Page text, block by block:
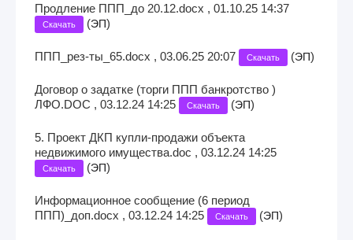
Продление ППП_до 20.12.docx , 01.10.25 14:37
Скачать (ЭП)
ППП_рез-ты_65.docx , 03.06.25 20:07 Скачать (ЭП)
Договор о задатке (торги ППП банкротство )
ЛФО.DOC , 03.12.24 14:25
Скачать (ЭП)
5. Проект ДКП купли-продажи объекта
недвижимого имущества.doc , 03.12.24 14:25
Скачать (ЭП)
Информационное сообщение (6 период
ППП)_доп.docx , 03.12.24 14:25
Скачать (ЭП)